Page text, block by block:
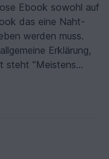
Ebook sowohl auf
das eine Naht-
werden muss.
Erklärung,
steht "Meistens